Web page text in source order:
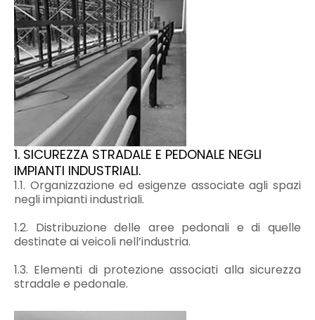
1. SICUREZZA STRADALE E PEDONALE NEGLI
IMPIANTI INDUSTRIALI.
1.1. Organizzazione ed esigenze associate agli spazi
negli impianti industriali.
1.2. Distribuzione delle aree pedonali e di quelle
destinate ai veicoli nell’industria.
1.3. Elementi di protezione associati alla sicurezza
stradale e pedonale.